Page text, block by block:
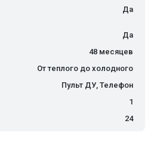
Да
Да
48 месяцев
От теплого до холодного
Пульт ДУ, Телефон
1
24